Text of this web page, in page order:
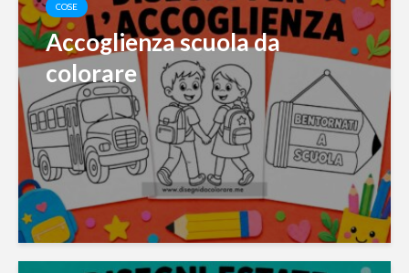
COSE
Accoglienza scuola da
colorare